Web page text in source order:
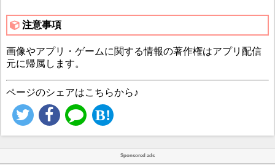
注意事項
画像やアプリ・ゲームに関する情報の著作権はアプリ配信
元に帰属します。
ページのシェアはこちらから♪
Sponsored ads